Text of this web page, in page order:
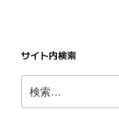
サイト内検索
索: